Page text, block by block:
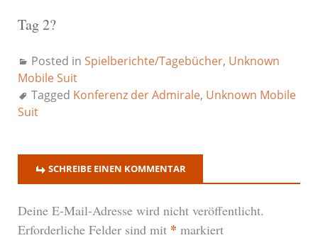
Tag 2?
Posted in Spielberichte/Tagebücher, Unknown
Mobile Suit
Tagged Konferenz der Admirale, Unknown Mobile
Suit
SCHREIBE EINEN KOMMENTAR
Deine E-Mail-Adresse wird nicht veröffentlicht.
Erforderliche Felder sind mit * markiert